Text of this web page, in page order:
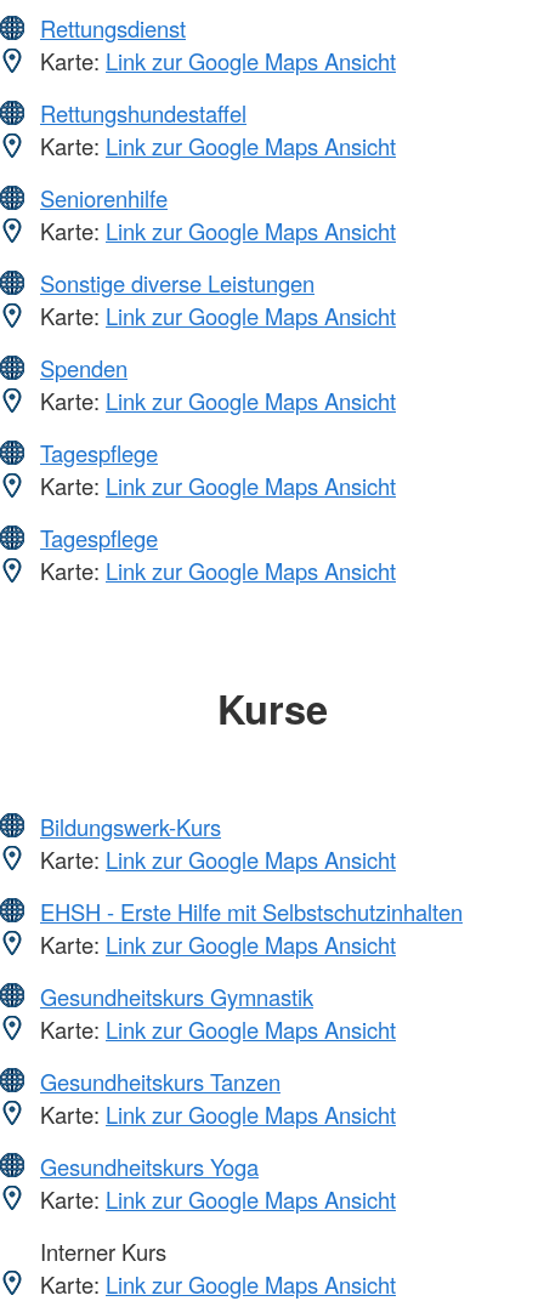
Rettungsdienst
Karte: Link zur Google Maps Ansicht
Rettungshundestaffel
Karte: Link zur Google Maps Ansicht
Seniorenhilfe
Karte: Link zur Google Maps Ansicht
Sonstige diverse Leistungen
Karte: Link zur Google Maps Ansicht
Spenden
Karte: Link zur Google Maps Ansicht
Tagespflege
Karte: Link zur Google Maps Ansicht
Tagespflege
Karte: Link zur Google Maps Ansicht
Kurse
Bildungswerk-Kurs
Karte: Link zur Google Maps Ansicht
EHSH - Erste Hilfe mit Selbstschutzinhalten
Karte: Link zur Google Maps Ansicht
Gesundheitskurs Gymnastik
Karte: Link zur Google Maps Ansicht
Gesundheitskurs Tanzen
Karte: Link zur Google Maps Ansicht
Gesundheitskurs Yoga
Karte: Link zur Google Maps Ansicht
Interner Kurs
Karte: Link zur Google Maps Ansicht